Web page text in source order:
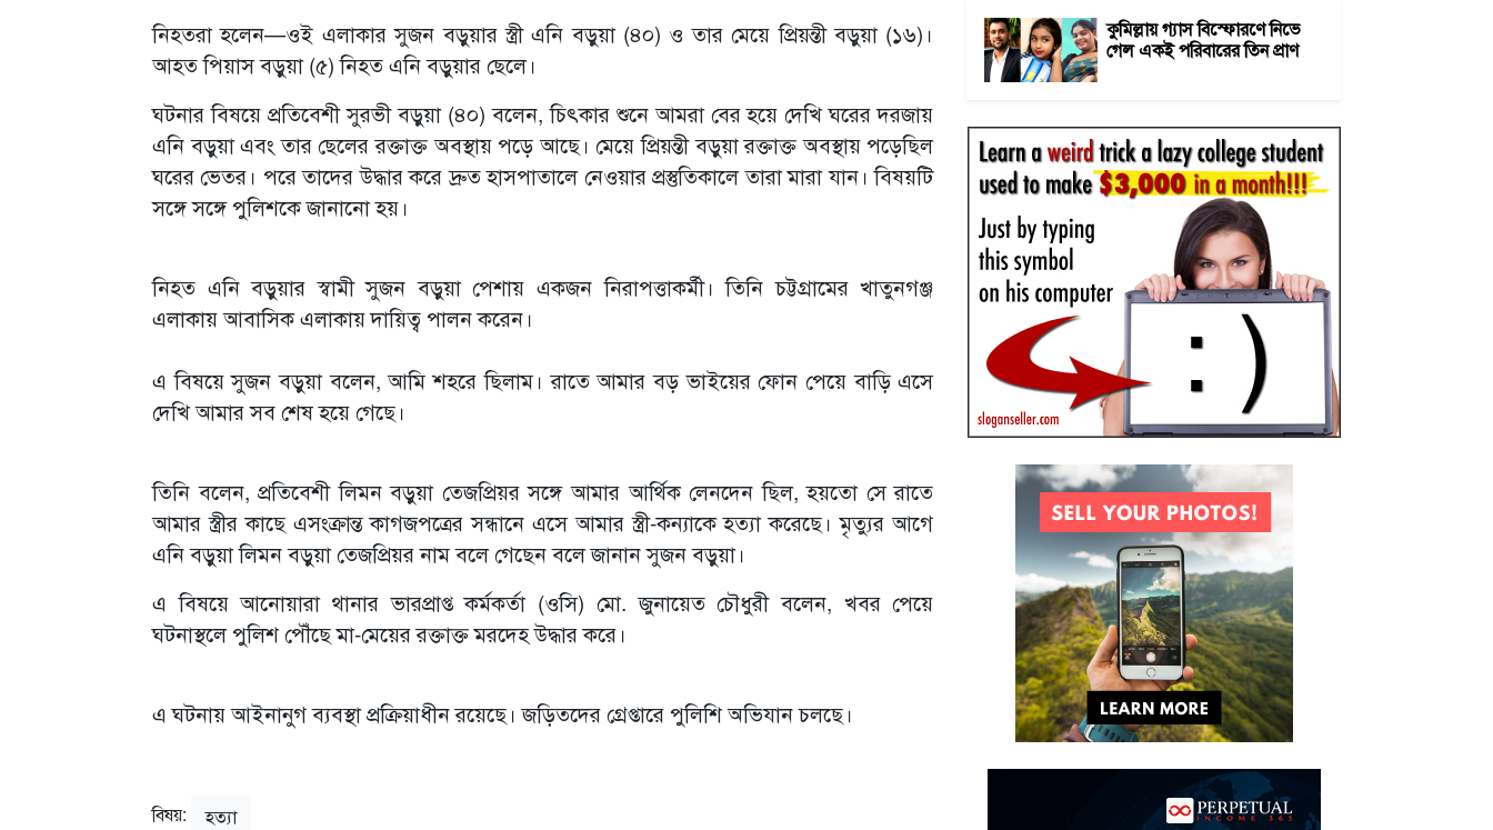
নিহতরা হলেন—ওই এলাকার সুজন বড়ুয়ার স্ত্রী এনি বড়ুয়া (৪০) ও তার মেয়ে প্রিয়ন্তী বড়ুয়া (১৬)।
আহত পিয়াস বড়ুয়া (৫) নিহত এনি বড়ুয়ার ছেলে।
ঘটনার বিষয়ে প্রতিবেশী সুরভী বড়ুয়া (৪০) বলেন, চিৎকার শুনে আমরা বের হয়ে দেখি ঘরের দরজায়
এনি বড়ুয়া এবং তার ছেলের রক্তাক্ত অবস্থায় পড়ে আছে। মেয়ে প্রিয়ন্তী বড়ুয়া রক্তাক্ত অবস্থায় পড়েছিল
ঘরের ভেতর। পরে তাদের উদ্ধার করে দ্রুত হাসপাতালে নেওয়ার প্রস্তুতিকালে তারা মারা যান। বিষয়টি
সঙ্গে সঙ্গে পুলিশকে জানানো হয়।
নিহত এনি বড়ুয়ার স্বামী সুজন বড়ুয়া পেশায় একজন নিরাপত্তাকর্মী। তিনি চট্টগ্রামের খাতুনগঞ্জ
এলাকায় আবাসিক এলাকায় দায়িত্ব পালন করেন।
এ বিষয়ে সুজন বড়ুয়া বলেন, আমি শহরে ছিলাম। রাতে আমার বড় ভাইয়ের ফোন পেয়ে বাড়ি এসে
দেখি আমার সব শেষ হয়ে গেছে।
তিনি বলেন, প্রতিবেশী লিমন বড়ুয়া তেজপ্রিয়র সঙ্গে আমার আর্থিক লেনদেন ছিল, হয়তো সে রাতে
আমার স্ত্রীর কাছে এসংক্রান্ত কাগজপত্রের সন্ধানে এসে আমার স্ত্রী-কন্যাকে হত্যা করেছে। মৃত্যুর আগে
এনি বড়ুয়া লিমন বড়ুয়া তেজপ্রিয়র নাম বলে গেছেন বলে জানান সুজন বড়ুয়া।
এ বিষয়ে আনোয়ারা থানার ভারপ্রাপ্ত কর্মকর্তা (ওসি) মো. জুনায়েত চৌধুরী বলেন, খবর পেয়ে
ঘটনাস্থলে পুলিশ পৌঁছে মা-মেয়ের রক্তাক্ত মরদেহ উদ্ধার করে।
এ ঘটনায় আইনানুগ ব্যবস্থা প্রক্রিয়াধীন রয়েছে। জড়িতদের গ্রেপ্তারে পুলিশি অভিযান চলছে।
বিষয়: হত্যা
কুমিল্লায় গ্যাস বিস্ফোরণে নিভে
গেল একই পরিবারের তিন প্রাণ